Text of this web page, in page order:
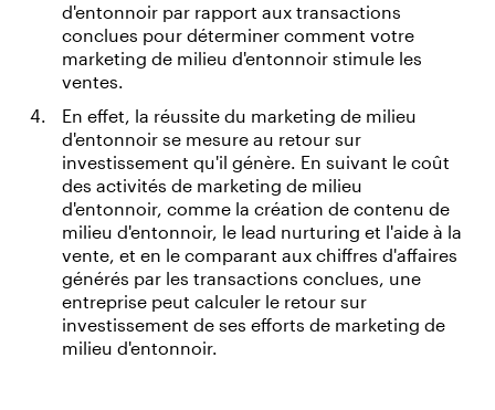
d'entonnoir par rapport aux transactions
conclues pour déterminer comment votre
marketing de milieu d'entonnoir stimule les
ventes.
En effet, la réussite du marketing de milieu
d'entonnoir se mesure au retour sur
investissement qu'il génère. En suivant le coût
des activités de marketing de milieu
d'entonnoir, comme la création de contenu de
milieu d'entonnoir, le lead nurturing et l'aide à la
vente, et en le comparant aux chiffres d'affaires
générés par les transactions conclues, une
entreprise peut calculer le retour sur
investissement de ses efforts de marketing de
milieu d'entonnoir.